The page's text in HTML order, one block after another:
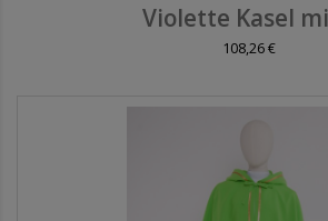
Violette Kasel
108,26 €